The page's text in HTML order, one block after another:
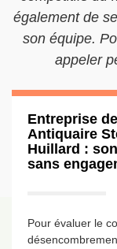
également de
son équipe.
appeler
Entreprise
Antiquaire
Huillard :
sans
Pour évaluer le